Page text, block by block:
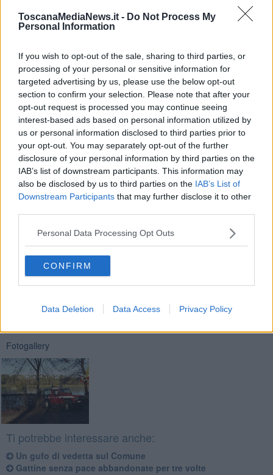
ToscanaMediaNews.it - Do Not Process My
Personal Information
If you wish to opt-out of the sale, sharing to third parties, or
processing of your personal or sensitive information for
targeted advertising by us, please use the below opt-out
section to confirm your selection. Please note that after your
opt-out request is processed you may continue seeing
interest-based ads based on personal information utilized by
us or personal information disclosed to third parties prior to
your opt-out. You may separately opt-out of the further
disclosure of your personal information by third parties on the
IAB’s list of downstream participants. This information may
also be disclosed by us to third parties on the IAB’s List of
Downstream Participants that may further disclose it to other
Personal Data Processing Opt Outs
CONFIRM
Data Deletion Data Access Privacy Policy
BORGO SAN LORENZO —Tre anatreche non riuscivano più a
muoversi. Il freddo di questi giorni, arrivato dando
drammaticamente ragione alle previsioni, ha tirato un brutto
scherzo alle povere bestiole che si sono ritrovate in mezzo al lago
delBilancino, completamente bloccate.
Quando è arrivata la segnalazione, i vigili del fuoco sono subito
entrati in azione. Con un gommone, sono riusciti a raggiungerle e a
spezzare il ghiaccio che le teneva prigioniere. Un glaciale lieto fine.
Se vuoi leggere le notizie principali della Toscana iscriviti alla
Newsletter QUInews - ToscanaMedia.Arriva gratis tutti i giorni
alle 20:00 direttamente nella tua casella di posta.
Fotogallery
Ti potrebbe interessare anche:
Un gufo di vedetta sul Comune
Gattine senza pace abbandonate per tre volte